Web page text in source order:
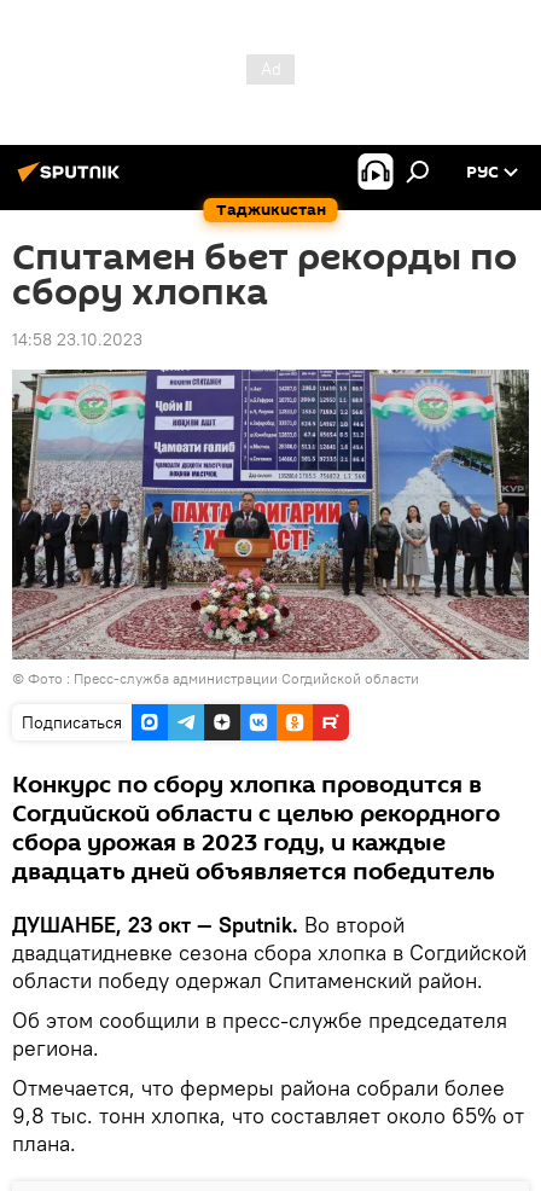
Таджикистан
РУС
Спитамен бьет рекорды по
сбору хлопка
14:58 23.10.2023
© Фото : Пресс-служба администрации Согдийской области
Подписаться
Конкурс по сбору хлопка проводится в
Согдийской области с целью рекордного
сбора урожая в 2023 году, и каждые
двадцать дней объявляется победитель
ДУШАНБЕ, 23 окт — Sputnik. Во второй
двадцатидневке сезона сбора хлопка в Согдийской
области победу одержал Спитаменский район.
Об этом сообщили в пресс-службе председателя
региона.
Отмечается, что фермеры района собрали более
9,8 тыс. тонн хлопка, что составляет около 65% от
плана.